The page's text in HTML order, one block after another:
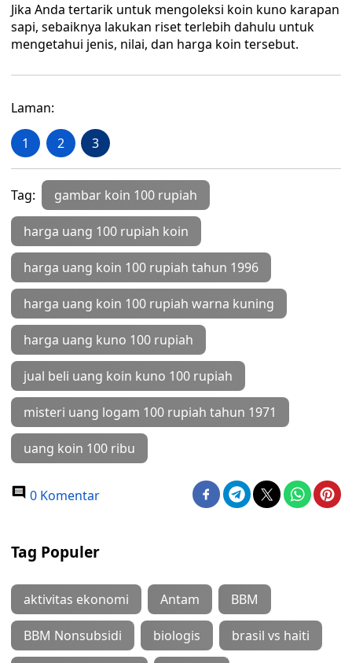
Jika Anda tertarik untuk mengoleksi koin kuno karapan
sapi, sebaiknya lakukan riset terlebih dahulu untuk
mengetahui jenis, nilai, dan harga koin tersebut.
Laman:
1 2 3
Tag: gambar koin 100 rupiah
harga uang 100 rupiah koin
harga uang koin 100 rupiah tahun 1996
harga uang koin 100 rupiah warna kuning
harga uang kuno 100 rupiah
jual beli uang koin kuno 100 rupiah
misteri uang logam 100 rupiah tahun 1971
uang koin 100 ribu
0 Komentar
Tag Populer
aktivitas ekonomi Antam BBM
BBM Nonsubsidi biologis brasil vs haiti